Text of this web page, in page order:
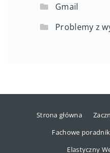
Gmail
Problemy z
Strona główna
Fachowe
Elastyczny